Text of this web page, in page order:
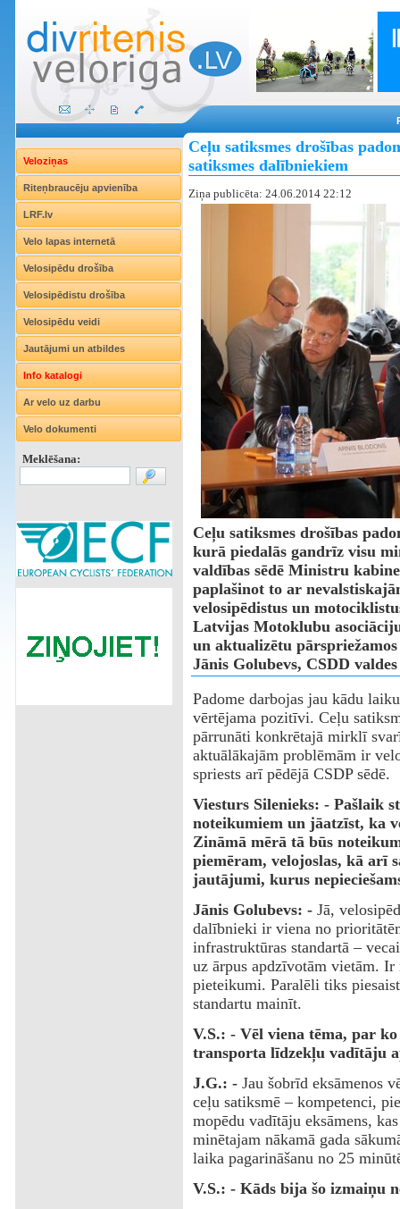
Veloziņas
Riteņbraucēju apvienība
LRF.lv
Velo lapas internetā
Velosipēdu drošība
Velosipēdistu drošība
Velosipēdu veidi
Jautājumi un atbildes
Info katalogi
Ar velo uz darbu
Velo dokumenti
Meklēšana:
Ceļu satiksmes drošības
satiksmes dalībniekiem
Ziņa publicēta: 24.06.2014 22:12
Ceļu satiksmes drošības
kurā piedalās gandrīz visu
valdības sēdē Ministru
paplašinot to ar
velosipēdistus un
Latvijas Motoklubu
un aktualizētu
Jānis Golubevs, CSDD
Padome darbojas jau kādu
vērtējama pozitīvi. Ceļu
pārrunāti konkrētajā mirklī
aktuālākajām problēmām ir
spriests arī pēdējā CSDP sēdē.
Viesturs Silenieks: - Pašlaik
noteikumiem un jāatzīst, ka
Zināmā mērā tā būs
piemēram, velojoslas, kā arī
jautājumi, kurus
Jānis Golubevs: - Jā,
dalībnieki ir viena no
infrastruktūras standartā –
uz ārpus apdzīvotām vietām.
pieteikumi. Paralēli tiks
standartu mainīt.
V.S.: - Vēl viena tēma, par
transporta līdzekļu vadītāju
J.G.: - Jau šobrīd eksāmenos
ceļu satiksmē – kompetenci,
mopēdu vadītāju eksāmens,
minētajam nākamā gada
laika pagarināšanu no 25
V.S.: - Kāds bija šo izmaiņu